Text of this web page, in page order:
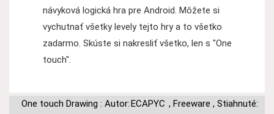
návyková logická hra pre Android. Môžete si
vychutnať všetky levely tejto hry a to všetko
zadarmo. Skúste si nakresliť všetko, len s "One
touch".
One touch Drawing : Autor:ECAPYC , Freeware , Stiahnuté: